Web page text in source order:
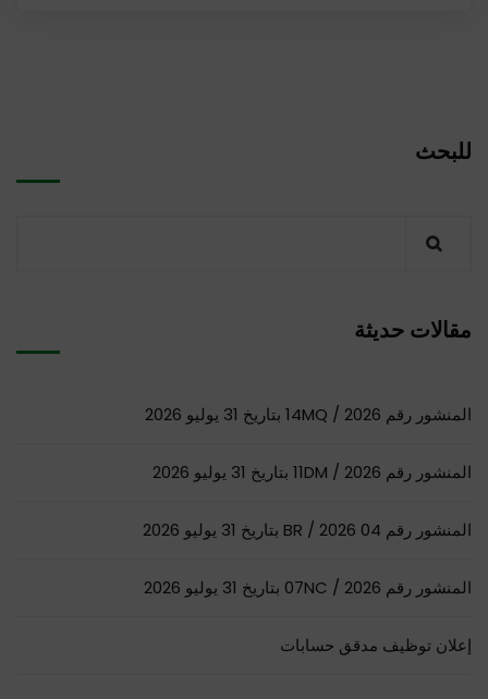
للبحث
مقالات حديثة
المنشور رقم 14MQ / 2026 بتاريخ 31 يوليو 2026
المنشور رقم 11DM / 2026 بتاريخ 31 يوليو 2026
المنشور رقم 04 BR / 2026 بتاريخ 31 يوليو 2026
المنشور رقم 07NC / 2026 بتاريخ 31 يوليو 2026
إعلان توظيف مدقق حسابات